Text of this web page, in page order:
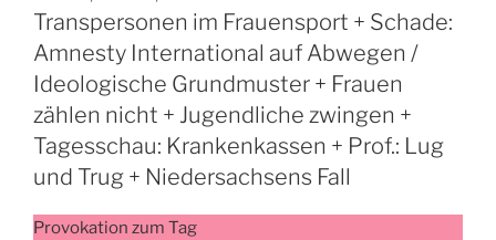
Transpersonen im Frauensport + Schade:
Amnesty International auf Abwegen /
Ideologische Grundmuster + Frauen
zählen nicht + Jugendliche zwingen +
Tagesschau: Krankenkassen + Prof.: Lug
und Trug + Niedersachsens Fall
Provokation zum Tag